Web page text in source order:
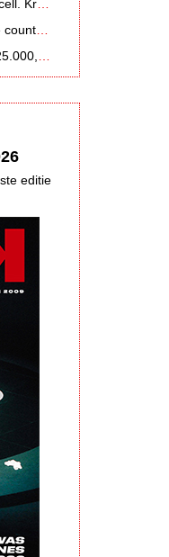
Eerste ‘loeiende’ Müllermilk-fles van €25.000,- gevonden
editie